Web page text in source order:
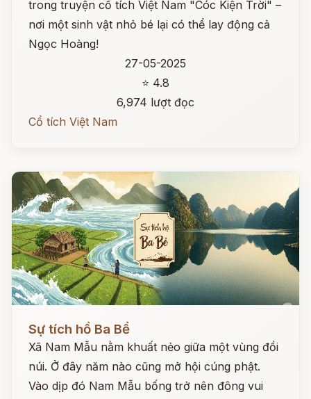
trong truyện cổ tích Việt Nam "Cóc Kiện Trời" –
nơi một sinh vật nhỏ bé lại có thể lay động cả
Ngọc Hoàng!
27-05-2025
⭐ 4.8
6,974 lượt đọc
Cổ tích Việt Nam
Sự tích hồ Ba Bể
Xã Nam Mẫu nằm khuất nẻo giữa một vùng đồi
núi. Ở đây năm nào cũng mở hội cúng phật.
Vào dịp đó Nam Mẫu bống trở nên đông vui